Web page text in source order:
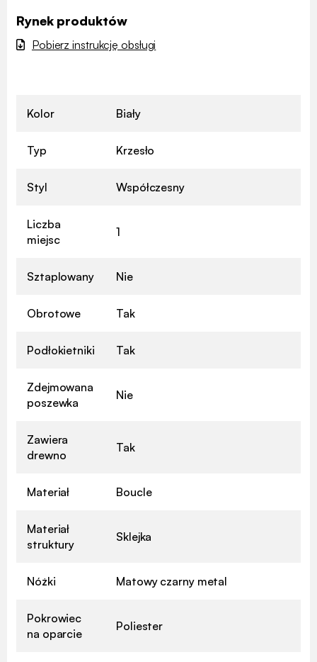
Rynek produktów
Pobierz instrukcję obsługi
Kolor Biały
Typ Krzesło
Styl Współczesny
Liczba
miejsc
1
Sztaplowany Nie
Obrotowe Tak
Podłokietniki Tak
Zdejmowana
poszewka
Nie
Zawiera
drewno
Tak
Materiał Boucle
Materiał
struktury
Sklejka
Nóżki Matowy czarny metal
Pokrowiec
na oparcie
Poliester